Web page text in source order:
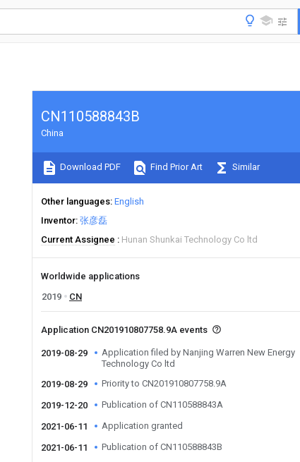
CN110588843B
China
Download PDF Find Prior Art Similar
Other languages English
Inventor 张彦磊
Current Assignee
Hunan Shunkai Technology Co ltd
Worldwide applications
2019
CN
Application CN201910807758.9A events
2019-08-29
Application filed by Nanjing Warren New Energy
Technology Co ltd
2019-08-29
Priority to CN201910807758.9A
2019-12-20 Publication of CN110588843A
2021-06-11 Application granted
2021-06-11 Publication of CN110588843B